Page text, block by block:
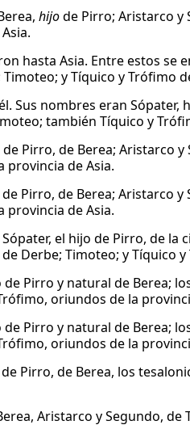
hijode Pirro; Aristarco y
hasta Asia. Entre estos se
y Tíquico y Trófimo
Sus nombres eran Sópater,
también Tíquico y
Pirro, de Berea; Aristarco
provincia de Asia.
Pirro, de Berea; Aristarco
provincia de Asia.
el hijo de Pirro, de la
Derbe; Timoteo; y Tíquico
Pirro y natural de Berea;
oriundos de la
Pirro y natural de Berea;
oriundos de la
Pirro, de Berea, los
Aristarco y Segundo, de